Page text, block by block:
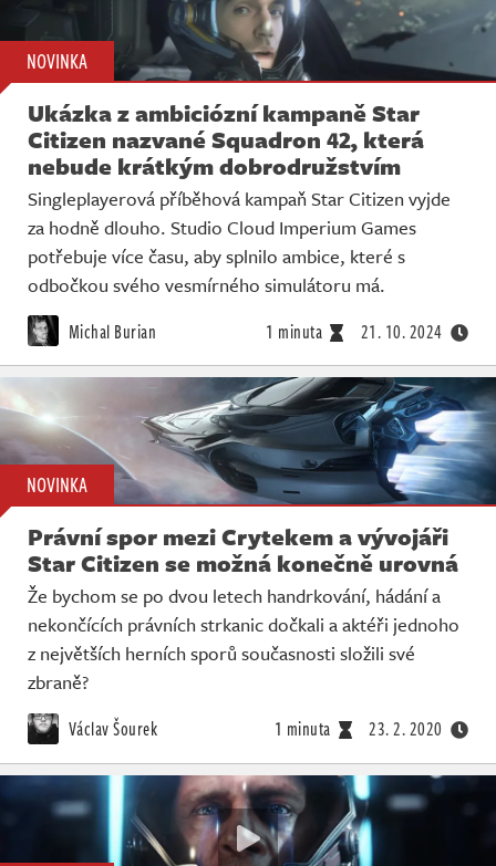
NOVINKA
Ukázka z ambiciózní kampaně Star
Citizen nazvané Squadron 42, která
nebude krátkým dobrodružstvím
Singleplayerová příběhová kampaň Star Citizen vyjde
za hodně dlouho. Studio Cloud Imperium Games
potřebuje více času, aby splnilo ambice, které s
odbočkou svého vesmírného simulátoru má.
Michal Burian 1 minuta 21. 10. 2024
NOVINKA
Právní spor mezi Crytekem a vývojáři
Star Citizen se možná konečně urovná
Že bychom se po dvou letech handrkování, hádání a
nekončících právních strkanic dočkali a aktéři jednoho
z největších herních sporů současnosti složili své
zbraně?
Václav Šourek 1 minuta 23. 2. 2020